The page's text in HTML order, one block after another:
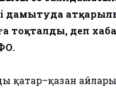
дамытуда
тоқталды, деп
қаңтар–қазан